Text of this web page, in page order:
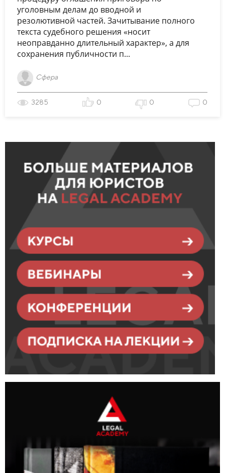
уголовным делам до вводной и
резолютивной частей. Зачитывание полного
текста судебного решения «носит
неоправданно длительный характер», а для
сохранения публичности п...
Сфера
3285 0 0 0